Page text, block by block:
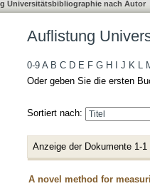
Universitätsbibliographie nach Autor
Auflistung
0-9 A B C D E F G H J K L
Oder geben Sie die ersten
Sortiert nach:
Anzeige der Dokumente 1-1
A novel method for